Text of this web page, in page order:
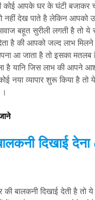
आपके घर के घंटी बजाकर
नहीं देख पाते है लेकिन आपको
बहूत सुरीली लगती है तो
है की आपको जल्द लाभ
आ जाता है तो इसका
है यानि जिस लाभ की आपने
नया व्यापार शुरू किया है तो
दिखाई
बालकनी दिखाई देती है तो ये